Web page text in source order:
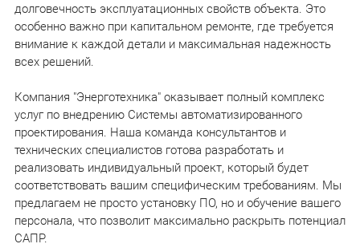
долговечность эксплуатационных свойств объекта. Это
особенно важно при капитальном ремонте, где требуется
внимание к каждой детали и максимальная надежность
всех решений.
Компания "Энерготехника" оказывает полный комплекс
услуг по внедрению Системы автоматизированного
проектирования. Наша команда консультантов и
технических специалистов готова разработать и
реализовать индивидуальный проект, который будет
соответствовать вашим специфическим требованиям. Мы
предлагаем не просто установку ПО, но и обучение вашего
персонала, что позволит максимально раскрыть потенциал
САПР.